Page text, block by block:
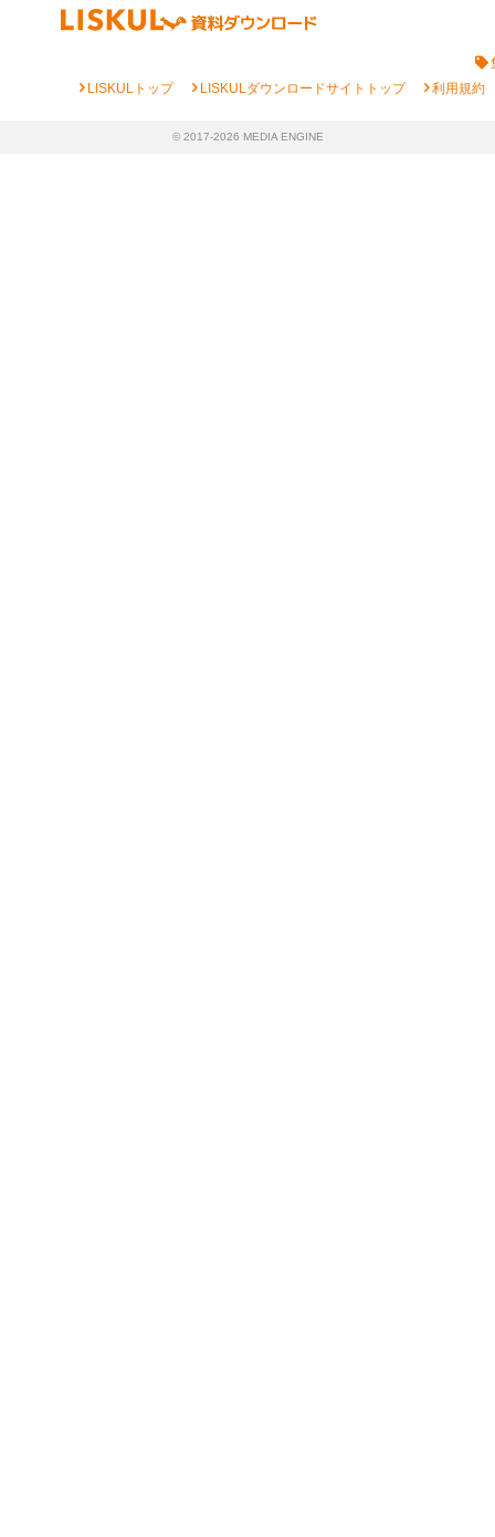
chevron_rightLISKULトップ chevron_rightLISKULダウンロードサイトトップ chevron_right利用規約
© 2017-2026 MEDIA ENGINE